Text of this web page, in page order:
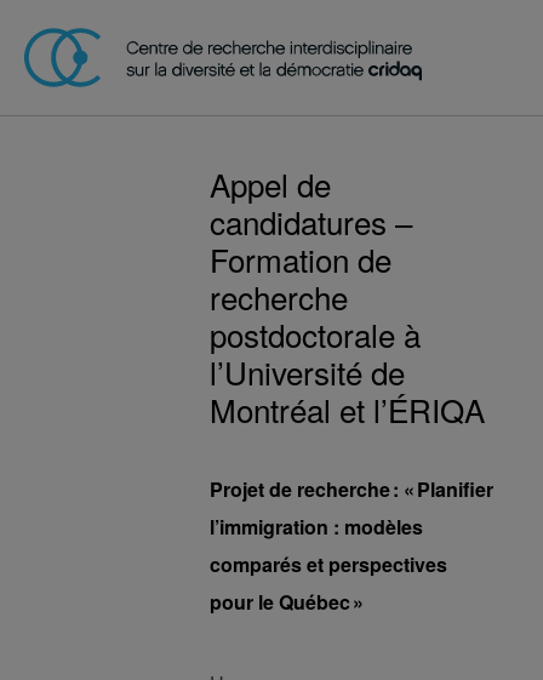
Appel de
candidatures –
Formation de
recherche
postdoctorale à
l’Université de
Montréal et l’ÉRIQA
Projet de recherche : « Planifier
l’immigration : modèles
comparés et perspectives
pour le Québec »